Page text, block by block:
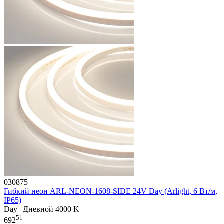
030875
Гибкий неон ARL-NEON-1608-SIDE 24V Day (Arlight, 6 Вт/м,
IP65)
Day | Дневной 4000 K
69251